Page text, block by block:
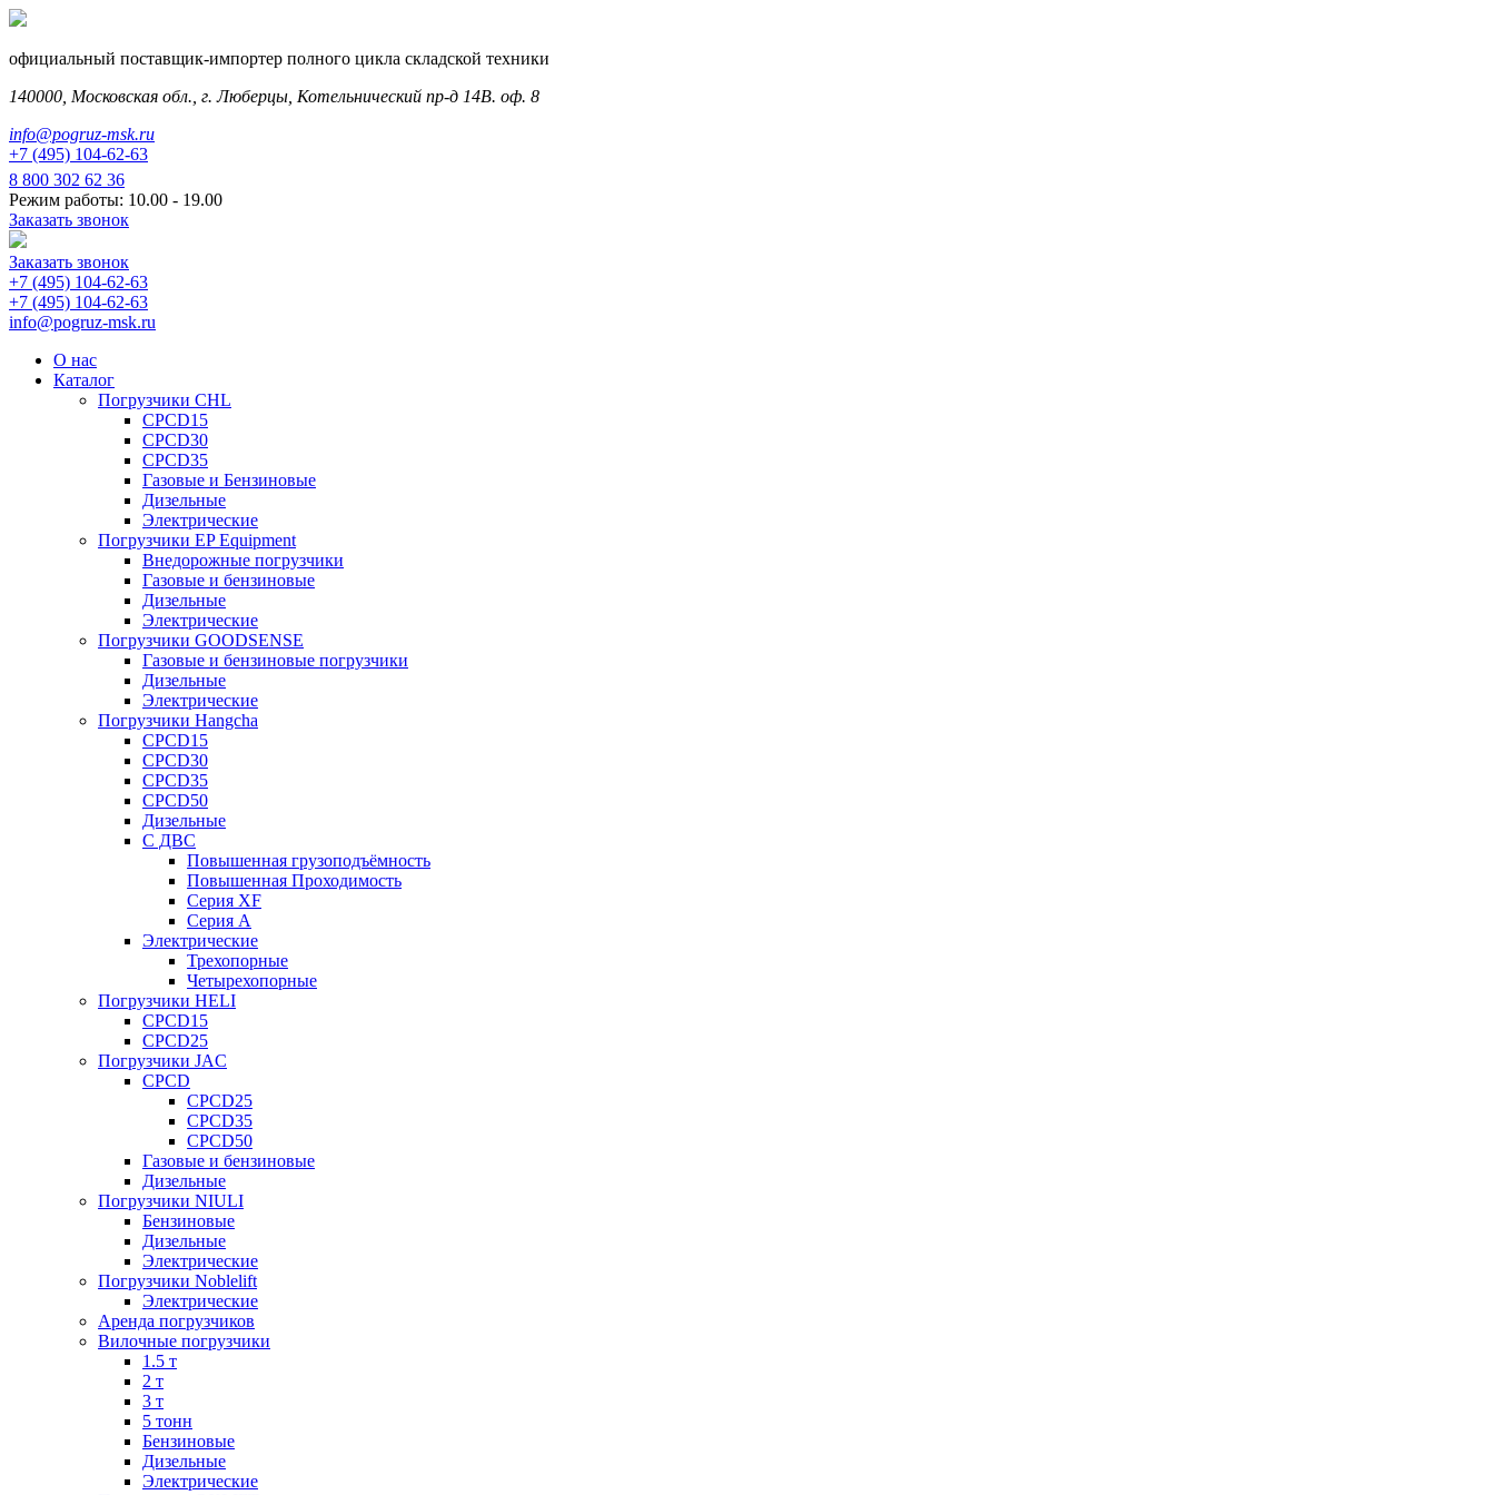
официальный поставщик-импортер полного цикла складской техники
140000, Московская обл., г. Люберцы, Котельнический пр-д 14В. оф. 8
info@pogruz-msk.ru
+7 (495) 104-62-63
8 800 302 62 36
Режим работы: 10.00 - 19.00
Заказать звонок
Заказать звонок
+7 (495) 104-62-63
+7 (495) 104-62-63
info@pogruz-msk.ru
О нас
Каталог
Погрузчики CHL
CPCD15
CPCD30
CPCD35
Газовые и Бензиновые
Дизельные
Электрические
Погрузчики EP Equipment
Внедорожные погрузчики
Газовые и бензиновые
Дизельные
Электрические
Погрузчики GOODSENSE
Газовые и бензиновые погрузчики
Дизельные
Электрические
Погрузчики Hangcha
CPCD15
CPCD30
CPCD35
CPCD50
Дизельные
С ДВС
Повышенная грузоподъёмность
Повышенная Проходимость
Серия XF
Серия А
Электрические
Трехопорные
Четырехопорные
Погрузчики HELI
CPCD15
CPCD25
Погрузчики JAC
CPCD
CPCD25
CPCD35
CPCD50
Газовые и бензиновые
Дизельные
Погрузчики NIULI
Бензиновые
Дизельные
Электрические
Погрузчики Noblelift
Электрические
Аренда погрузчиков
Вилочные погрузчики
1.5 т
2 т
3 т
5 тонн
Бензиновые
Дизельные
Электрические